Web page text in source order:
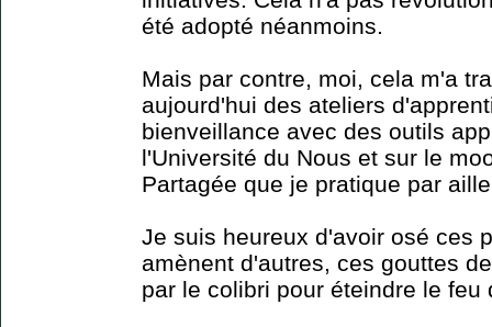
été adopté néanmoins.
Mais par contre, moi, cela m'a
aujourd'hui des ateliers
bienveillance avec des outils
l'Université du Nous et sur le
Partagée que je pratique par
Je suis heureux d'avoir osé ces
amènent d'autres, ces gouttes
par le colibri pour éteindre le feu